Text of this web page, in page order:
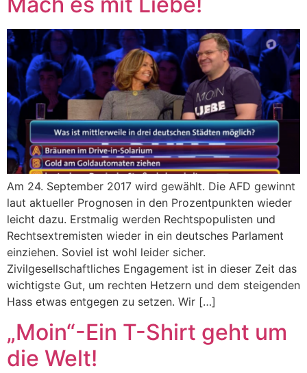
Am 24. September 2017 wird gewählt. Die AFD gewinnt
laut aktueller Prognosen in den Prozentpunkten wieder
leicht dazu. Erstmalig werden Rechtspopulisten und
Rechtsextremisten wieder in ein deutsches Parlament
einziehen. Soviel ist wohl leider sicher.
Zivilgesellschaftliches Engagement ist in dieser Zeit das
wichtigste Gut, um rechten Hetzern und dem steigenden
Hass etwas entgegen zu setzen. Wir […]
„Moin“-Ein T-Shirt geht um
die Welt!